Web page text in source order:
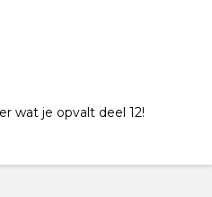
wat je opvalt deel 12!